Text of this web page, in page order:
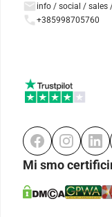
info / social / sales
+385998705760
Mi smo